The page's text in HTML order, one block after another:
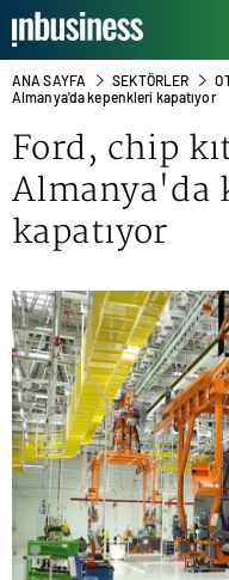
ANA SAYFA SEKTÖRLER
Almanya'da kepenkleri kapatıyor
Ford, chip
Almanya'da
kapatıyor